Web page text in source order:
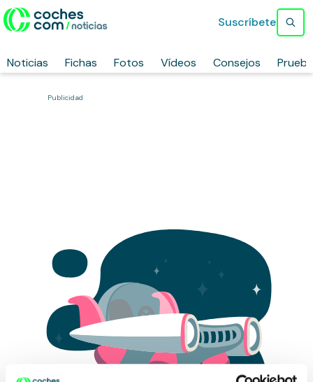
Noticias Fichas Fotos Vídeos Consejos
Suscríbete
Publicidad